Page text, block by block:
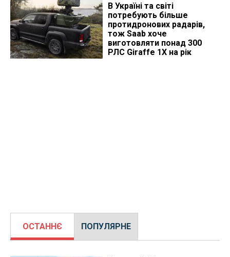
В Україні та світі
потребують більше
протидронових радарів,
тож Saab хоче
виготовляти понад 300
РЛС Giraffe 1X на рік
ОСТАННЄ ПОПУЛЯРНЕ